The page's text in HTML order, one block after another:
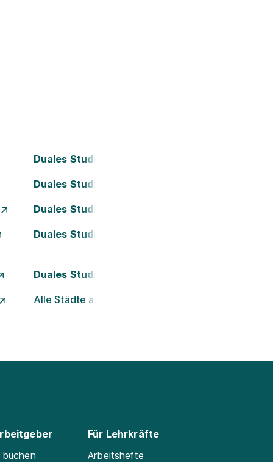
Duales Studium Bielefeld
Duales Studium Darmstadt
Duales Studium Essen
Duales Studium Kassel
Duales Studium Nürnberg
Alle Städte ansehen
Für Lehrkräfte
Arbeitshefte